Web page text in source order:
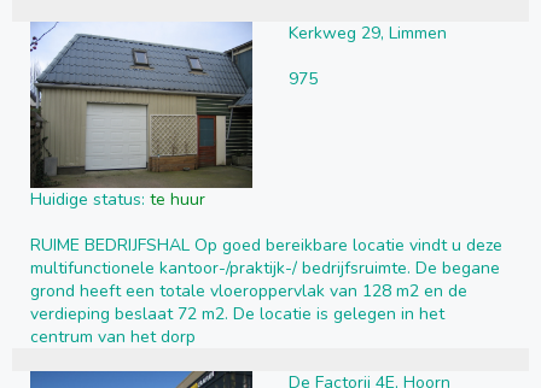
Kerkweg 29, Limmen
975
Huidige status: te huur
RUIME BEDRIJFSHAL Op goed bereikbare locatie vindt u deze
multifunctionele kantoor-/praktijk-/ bedrijfsruimte. De begane
grond heeft een totale vloeroppervlak van 128 m2 en de
verdieping beslaat 72 m2. De locatie is gelegen in het
centrum van het dorp
De Factorij 4E, Hoorn